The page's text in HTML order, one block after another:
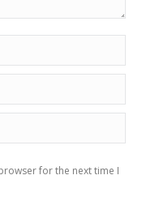
for the next time I